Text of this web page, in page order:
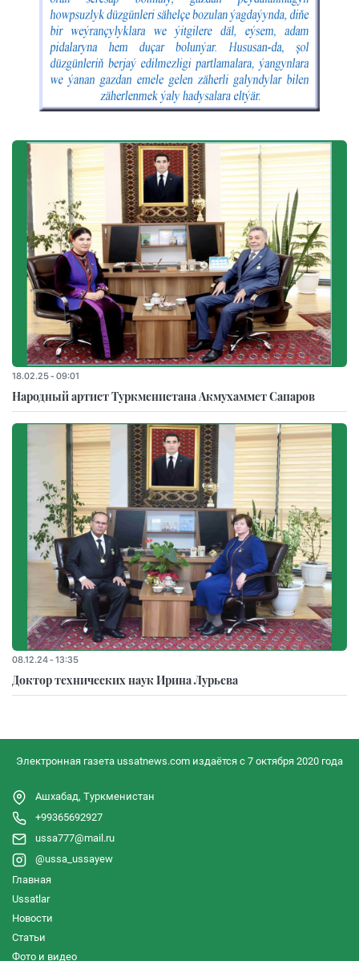
18.02.25 - 09:01
Народный артист Туркменистана Акмухаммет Сапаров
08.12.24 - 13:35
Доктор технических наук Ирина Лурьева
Электронная газета ussatnews.com издаётся с 7 октября 2020 года
Ашхабад, Туркменистан
+99365692927
ussa777@mail.ru
@ussa_ussayew
Главная
Ussatlar
Новости
Статьи
Фото и видео